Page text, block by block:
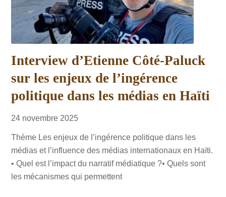
Interview d’Etienne Côté-Paluck
sur les enjeux de l’ingérence
politique dans les médias en Haïti
24 novembre 2025
Thème Les enjeux de l’ingérence politique dans les
médias et l’influence des médias internationaux en Haïti.
•⁠ ⁠Quel est l’impact du narratif médiatique ?•⁠ ⁠Quels sont
les mécanismes qui permettent